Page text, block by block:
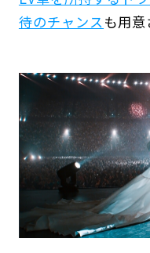
待のチャンスも用意